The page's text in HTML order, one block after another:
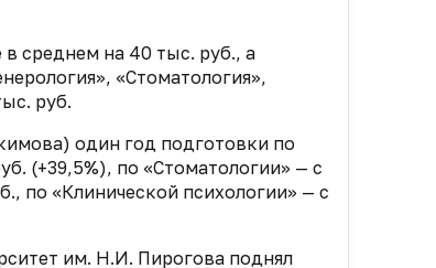
среднем на 40 тыс. руб., а
«Стоматология»,
руб.
один год подготовки по
(+39,5%), по «Стоматологии» — с
по «Клинической психологии» — с
им. Н.И. Пирогова поднял